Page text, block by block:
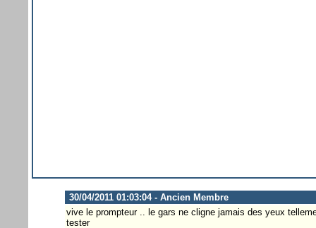
30/04/2011 01:03:04 - Ancien Membre
vive le prompteur .. le gars ne cligne jamais des yeux
tester